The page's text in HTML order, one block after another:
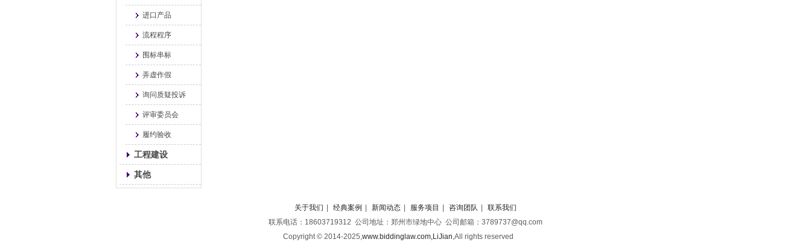
进口产品
流程程序
围标串标
弄虚作假
询问质疑投诉
评审委员会
履约验收
工程建设
其他
关于我们 经典案例 新闻动态 服务项目 咨询团队
联系我们
联系电话：18603719312 公司地址：郑州市绿地中心 公司邮箱：3789737@qq.com
Copyright © 2014-2025,www.biddinglaw.com,LiJian,All rights reserved